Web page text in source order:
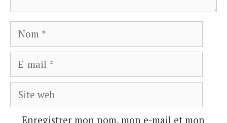
Nom
E-
mail
Site
web
Enregistrer mon nom, mon e-mail et mon